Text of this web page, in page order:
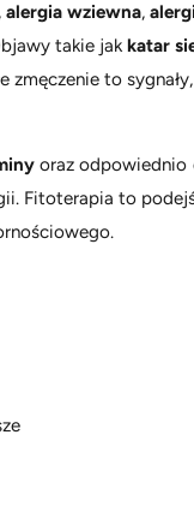
,alergia wziewna,
takie jakkatar
zmęczenie to
oraz odpowiednio
Fitoterapia to